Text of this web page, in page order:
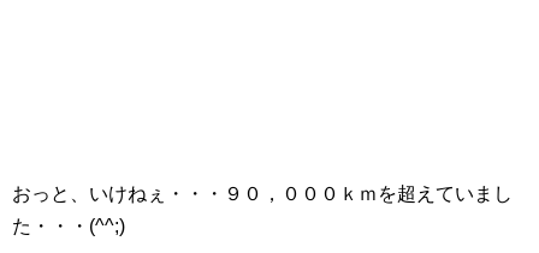
おっと、いけねぇ・・・９０，０００ｋｍを超えていまし
た・・・(^^;)